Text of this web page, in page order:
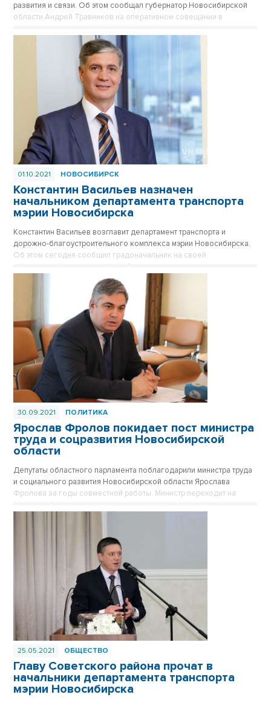
развития и связи. Об этом сообщал губернатор Новосибирской
области Андрей Травников на оперативном совещании в
01.10.2021 НОВОСИБИРСК
Константин Васильев назначен
начальником департамента транспорта
мэрии Новосибирска
Константин Васильев возглавит департамент транспорта и
дорожно-благоустроительного комплекса мэрии Новосибирска.
Об этом сегодня сообщил градоначальник на своей
официальной странице в Фейсбук.
30.09.2021 ПОЛИТИКА
Ярослав Фролов покидает пост министра
труда и соцразвития Новосибирской
области
Депутаты областного парламента поблагодарили министра труда
и социального развития Новосибирской области Ярослава
Фролова за годы совместной работы. Министр переходит на
другую работу.
25.05.2021 ОБЩЕСТВО
Главу Советского района прочат в
начальники департамента транспорта
мэрии Новосибирска